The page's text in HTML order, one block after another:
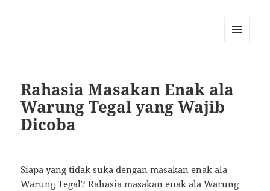
Rahasia Masakan Enak ala
Warung Tegal yang Wajib
Dicoba
Siapa yang tidak suka dengan masakan enak ala
Warung Tegal? Rahasia masakan enak ala Warung